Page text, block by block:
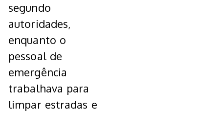
segundo
autoridades,
enquanto o
pessoal de
emergência
trabalhava para
limpar estradas e